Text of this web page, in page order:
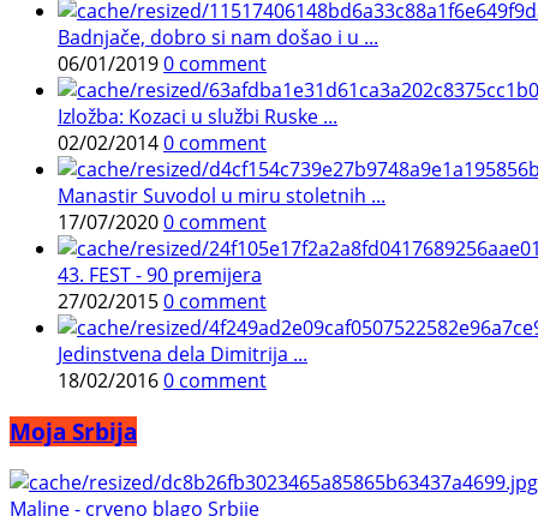
Badnjače, dobro si nam došao i u ...
06/01/20190 comment
Izložba: Kozaci u službi Ruske ...
02/02/20140 comment
Manastir Suvodol u miru stoletnih ...
17/07/20200 comment
43. FEST - 90 premijera
27/02/20150 comment
Jedinstvena dela Dimitrija ...
18/02/20160 comment
Moja Srbija
Maline - crveno blago Srbije